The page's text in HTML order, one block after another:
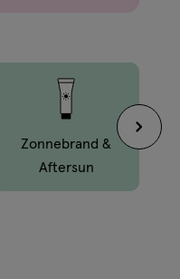
Zonnebrand &
Aftersun